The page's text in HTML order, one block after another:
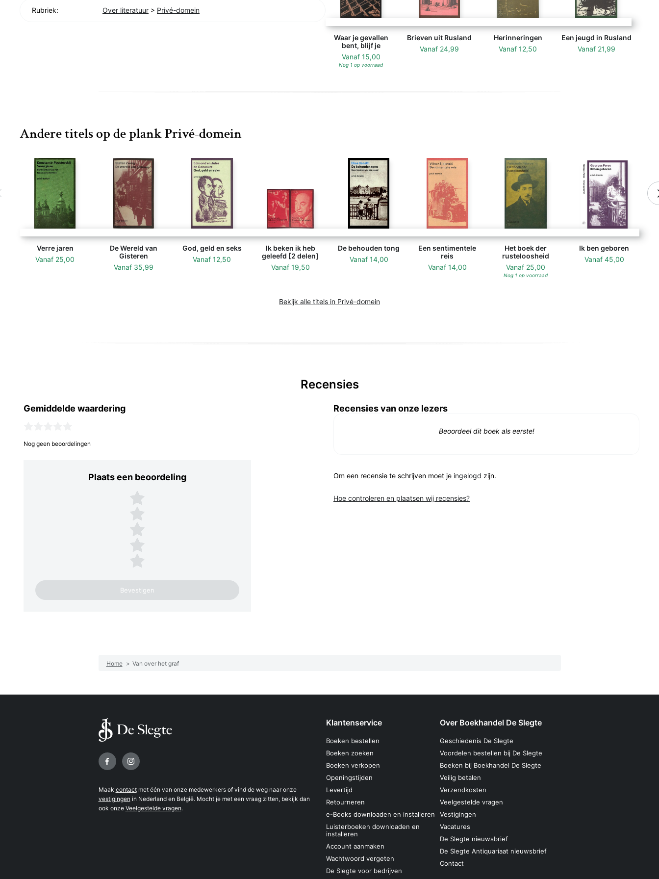
Waar je gevallen
bent, blijf je
Vanaf 15,00
Nog 1 op voorraad
Brieven uit Rusland
Vanaf 24,99
Herinneringen
Vanaf 12,50
Een jeugd in Rusland
Vanaf 21,99
Rubriek: Over literatuur > Privé-domein
Andere titels op de plank Privé-domein
Verre jaren
Vanaf 25,00
De Wereld van
Gisteren
Vanaf 35,99
God, geld en seks
Vanaf 12,50
Ik beken ik heb
geleefd [2 delen]
Vanaf 19,50
De behouden tong
Vanaf 14,00
Een sentimentele
reis
Vanaf 14,00
Het boek der
rusteloosheid
Vanaf 25,00
Nog 1 op voorraad
Ik ben geboren
Vanaf 45,00
Bekijk alle titels in Privé-domein
Recensies
Gemiddelde waardering
Nog geen beoordelingen
Plaats een beoordeling
Plaats een beoordeling
5 sterren
4 sterren
3 sterren
2 sterren
1 ster
Recensies van onze lezers
Beoordeel dit boek als eerste!
Om een recensie te schrijven moet je ingelogd zijn.
Hoe controleren en plaatsen wij recensies?
Home > Van over het graf
Volg ons op
Maak contactmet één van onze medewerkers of vind de weg naar onze
vestigingen in Nederland en België. Mocht je met een vraag zitten, bekijk dan
ook onze Veelgestelde vragen.
Klantenservice
Boeken bestellen
Boeken zoeken
Boeken verkopen
Openingstijden
Levertijd
Retourneren
e-Books downloaden en installeren
Luisterboeken downloaden en
installeren
Account aanmaken
Wachtwoord vergeten
De Slegte voor bedrijven
Over Boekhandel De Slegte
Geschiedenis De Slegte
Voordelen bestellen bij De Slegte
Boeken bij Boekhandel De Slegte
Veilig betalen
Verzendkosten
Veelgestelde vragen
Vestigingen
Vacatures
De Slegte nieuwsbrief
De Slegte Antiquariaat nieuwsbrief
Contact